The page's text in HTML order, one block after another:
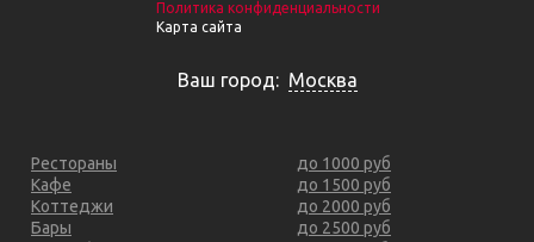
Политика конфиденциальности
Карта сайта
Ваш город: Москва
Рестораны
Кафе
Коттеджи
Бары
до 1000 руб
до 1500 руб
до 2000 руб
до 2500 руб